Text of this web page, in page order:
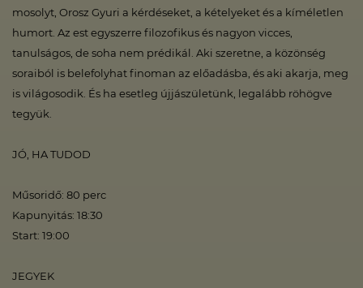
mosolyt, Orosz Gyuri a kérdéseket, a kételyeket és a kíméletlen
humort. Az est egyszerre filozofikus és nagyon vicces,
tanulságos, de soha nem prédikál. Aki szeretne, a közönség
soraiból is belefolyhat finoman az előadásba, és aki akarja, meg
is világosodik. És ha esetleg újjászületünk, legalább röhögve
tegyük.
JÓ, HA TUDOD
Műsoridő: 80 perc
Kapunyitás: 18:30
Start: 19:00
JEGYEK